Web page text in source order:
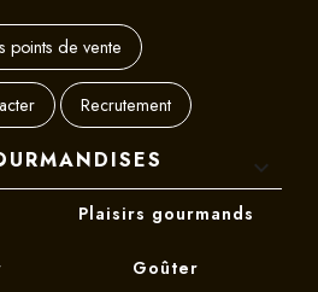
points de vente
Recrutement

Plaisirs gourmands
Goûter